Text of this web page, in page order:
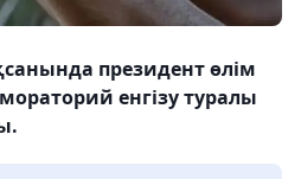
президент өлім
енгізу туралы